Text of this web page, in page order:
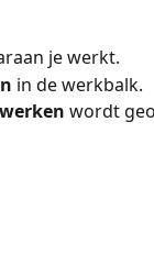
je werkt.
in de werkbalk.
wordt